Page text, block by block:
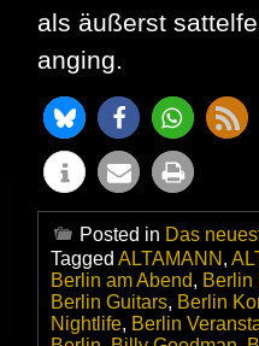
als äußerst
anging.
Posted in Das
Tagged ALTAMANN ,
Berlin am Abend, Berlin
Berlin Guitars, Berlin
Nightlife, Berlin